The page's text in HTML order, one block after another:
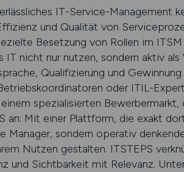
IT-Service-Management
und Qualität von
Besetzung von Rollen im
nicht nur nutzen, sondern aktiv
Qualifizierung und
oder ITIL-
spezialisierten Bewerbermarkt,
an: Mit einer Plattform, die exakt
Manager, sondern operativ
Nutzen gestalten. ITSTEPS
Sichtbarkeit mit Relevanz.